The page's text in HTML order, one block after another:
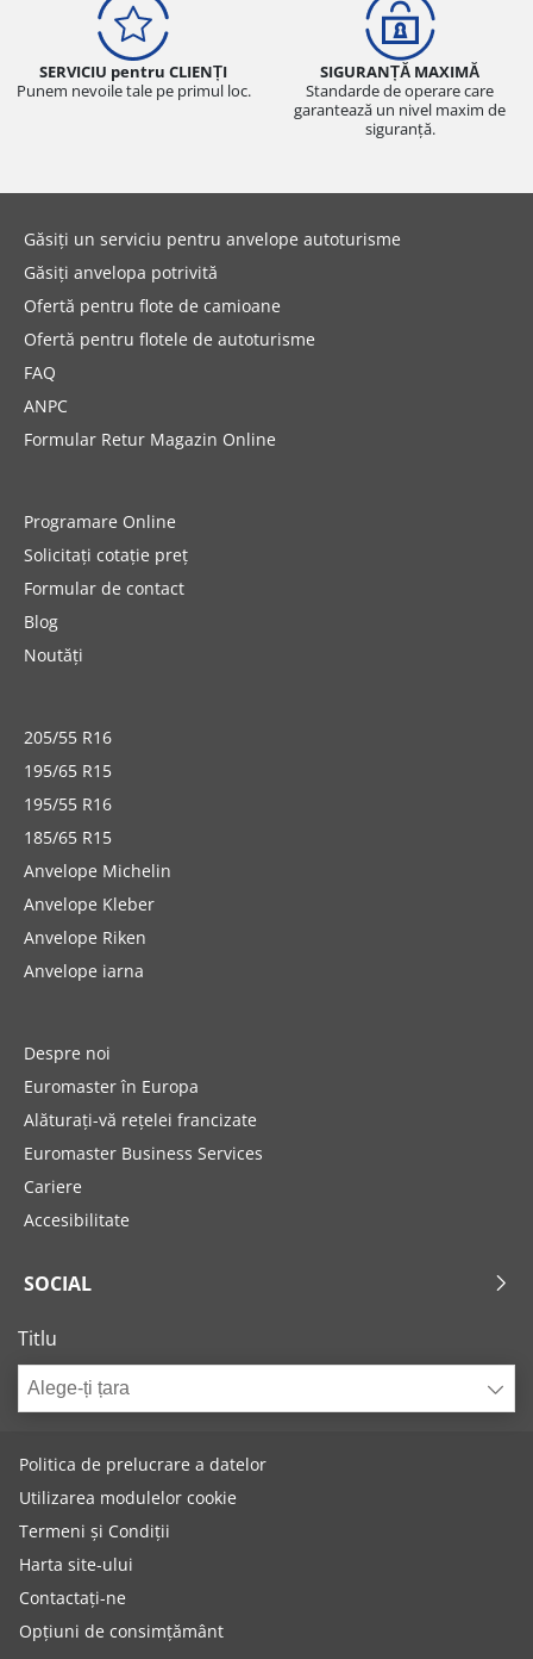
SERVICIU pentru CLIENȚI
Punem nevoile tale pe primul loc.
SIGURANȚĂ MAXIMĂ
Standarde de operare care
garantează un nivel maxim de
siguranță.
Găsiți un serviciu pentru anvelope autoturisme
Găsiți anvelopa potrivită
Ofertă pentru flote de camioane
Ofertă pentru flotele de autoturisme
FAQ
ANPC
Formular Retur Magazin Online
Programare Online
Solicitați cotație preț
Formular de contact
Blog
Noutăți
205/55 R16
195/65 R15
195/55 R16
185/65 R15
Anvelope Michelin
Anvelope Kleber
Anvelope Riken
Anvelope iarna
Despre noi
Euromaster în Europa
Alăturați-vă rețelei francizate
Euromaster Business Services
Cariere
Accesibilitate
SOCIAL
Titlu
Alege-ți țara
Politica de prelucrare a datelor
Utilizarea modulelor cookie
Termeni și Condiții
Harta site-ului
Contactați-ne
Opțiuni de consimțământ